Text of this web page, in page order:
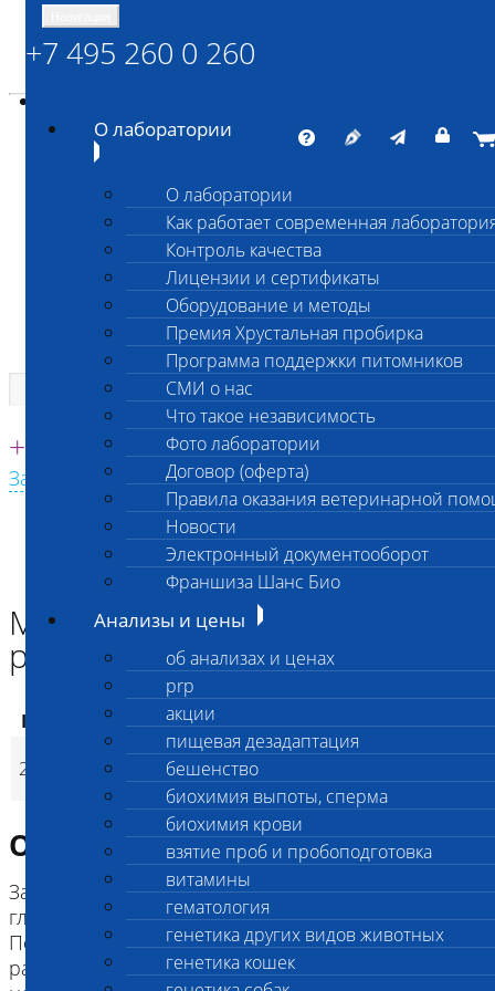
ШАНС БИО
Независимая ветеринарная лаборатория
Единая круглосуточная справочная
+7 495 260 0 260
Заказать звонок с сайта
+7 495 260 0 260
О лаборатории
О лаборатории
Как работает современная
Контроль качества
Лицензии и сертификаты
Оборудование и методы
Премия Хрустальная пробирка
Программа поддержки питомников
СМИ о нас
Что такое независимость
Фото лаборатории
Договор (оферта)
Правила оказания ветеринарной
Новости
Электронный документооборот
Франшиза Шанс Био
Анализы и цены
об анализах и ценах
prp
акции
пищевая дезадаптация
бешенство
биохимия выпоты, сперма
биохимия крови
взятие проб и пробоподготовка
витамины
гематология
генетика других видов животных
генетика кошек
Главная страница
Анализы и цены
ГЕНЕТИКА СОБАК
Мультифокальная ретинопатия (CMR1)
Мультифокальная
ретинопатия (CMR1)
Код Наименование услуг
Цена, руб.
2888
Мультифокальная
ретинопатия (CMR1)
Описание исследования
Заболевание связано с изменениями сетчатки
глаза и, как правило, не влияет на зрение.
Поражения могут исчезнуть, при негативном
развитии заболевания развивается